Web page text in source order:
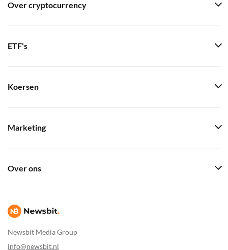
Newsbit Media Group
info@newsbit.nl
Over cryptocurrency
ETF's
Koersen
Marketing
Over ons